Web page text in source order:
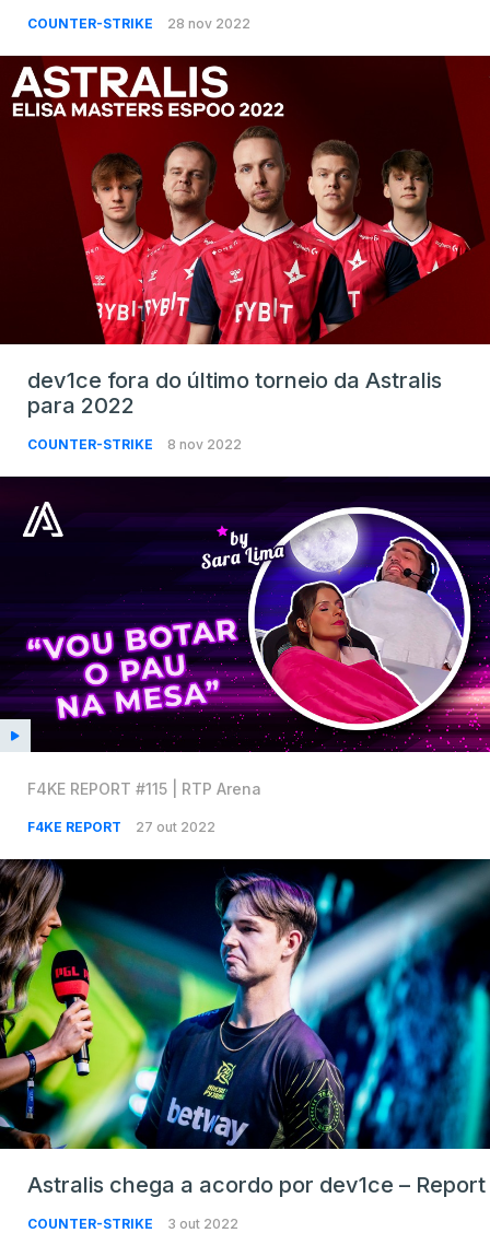
COUNTER-STRIKE 28 nov 2022
dev1ce fora do último torneio da Astralis
para 2022
COUNTER-STRIKE 8 nov 2022
F4KE REPORT #115 | RTP Arena
F4KE REPORT 27 out 2022
Astralis chega a acordo por dev1ce – Report
COUNTER-STRIKE 3 out 2022